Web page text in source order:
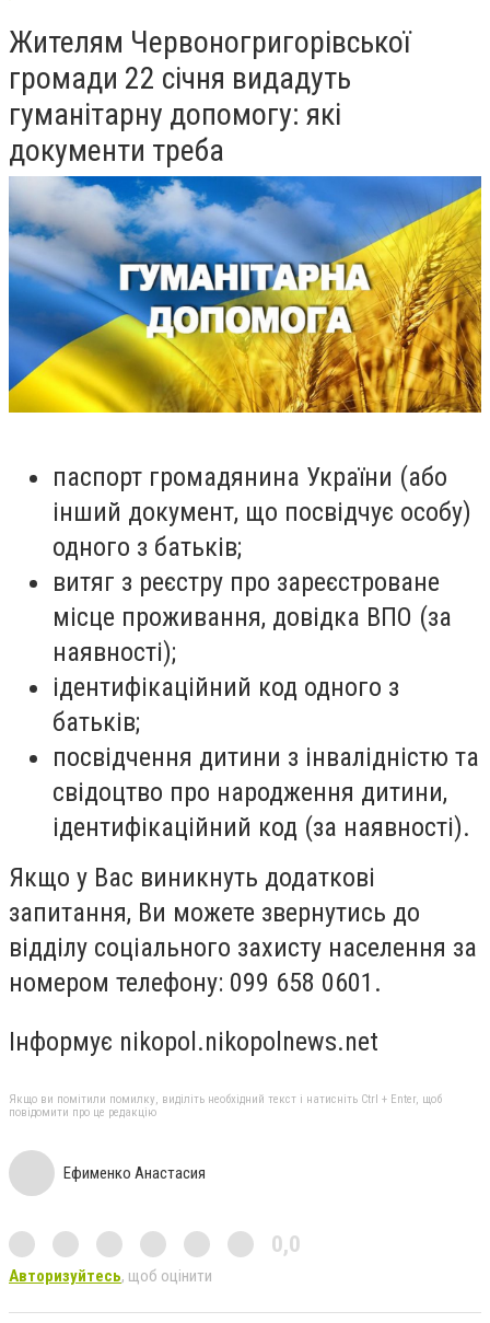
Жителям Червоногригорівської
громади 22 січня видадуть
гуманітарну допомогу: які
документи треба
паспорт громадянина України (або
інший документ, що посвідчує особу)
одного з батьків;
витяг з реєстру про зареєстроване
місце проживання, довідка ВПО (за
наявності);
ідентифікаційний код одного з
батьків;
посвідчення дитини з інвалідністю та
свідоцтво про народження дитини,
ідентифікаційний код (за наявності).
Якщо у Вас виникнуть додаткові
запитання, Ви можете звернутись до
відділу соціального захисту населення за
номером телефону: 099 658 0601.
Інформує nikopol.nikopolnews.net
Якщо ви помітили помилку, виділіть необхідний текст і натисніть Ctrl + Enter, щоб
повідомити про це редакцію
Ефименко Анастасия
0,0
Авторизуйтесь, щоб оцінити